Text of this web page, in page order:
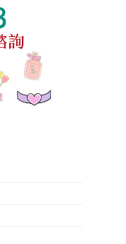
搭，方便攜帶隨意折迭